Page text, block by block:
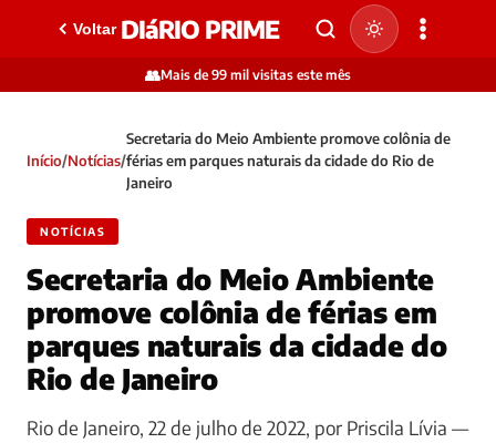
Voltar DIáRIO PRIME
👥Mais de 99 mil visitas este mês
Início/Notícias/
Secretaria do Meio Ambiente promove colônia de
férias em parques naturais da cidade do Rio de
Janeiro
NOTÍCIAS
Secretaria do Meio Ambiente
promove colônia de férias em
parques naturais da cidade do
Rio de Janeiro
Rio de Janeiro, 22 de julho de 2022, por Priscila Lívia —